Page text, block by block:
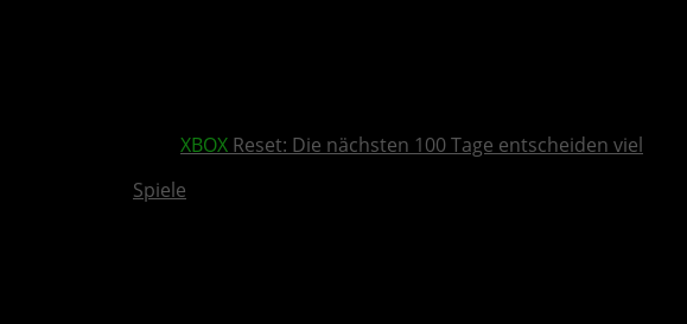
XBOX Reset: Die nächsten 100 Tage entscheiden viel
Spiele